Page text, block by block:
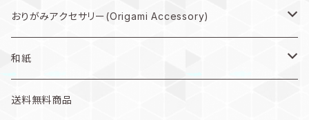
小型作品プラン
折り図キット(with material)
壁掛け(Wall hanging artwork)
色紙(art)
うちわ(Paper fan)
おりがみアクセサリー(Origami Accessory)
ピアス(earring)
イヤリング(clip-on earrings)
和紙
和紙
送料無料商品